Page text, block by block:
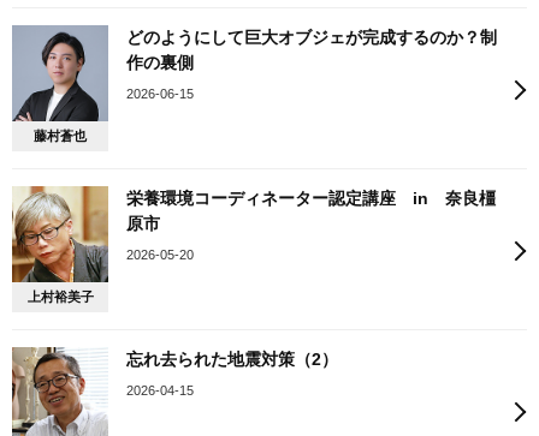
藤村蒼也
どのようにして巨大オブジェが完成するのか？制
作の裏側
2026-06-15
上村裕美子
栄養環境コーディネーター認定講座 in 奈良橿
原市
2026-05-20
忘れ去られた地震対策（2）
2026-04-15